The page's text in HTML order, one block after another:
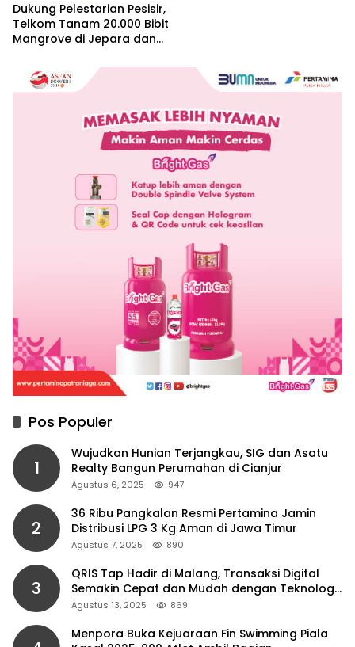
Dukung Pelestarian Pesisir,
Telkom Tanam 20.000 Bibit
Mangrove di Jepara dan
Pos Populer
1
Wujudkan Hunian Terjangkau, SIG dan Asatu
Realty Bangun Perumahan di Cianjur
Agustus 6, 2025 947
2
36 Ribu Pangkalan Resmi Pertamina Jamin
Distribusi LPG 3 Kg Aman di Jawa Timur
Agustus 7, 2025 890
3
QRIS Tap Hadir di Malang, Transaksi Digital
Semakin Cepat dan Mudah dengan Teknologi
NFC
Agustus 13, 2025 869
Menpora Buka Kejuaraan Fin Swimming Piala